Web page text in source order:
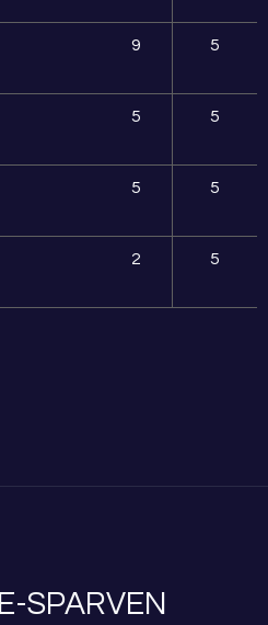
9 5
5 5
5 5
2 5
E-SPARVEN